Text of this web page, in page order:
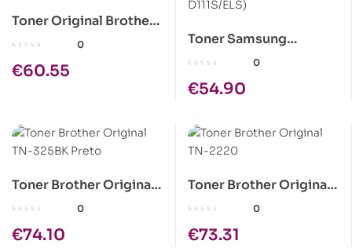
Toner Original Brother
TN243 Magenta
0
€60.55
Toner Samsung
Original MLT-D111S
0
€54.90
Toner Brother Original
TN-325BK Preto
0
€74.10
Toner Brother Original
TN-2220
0
€73.31